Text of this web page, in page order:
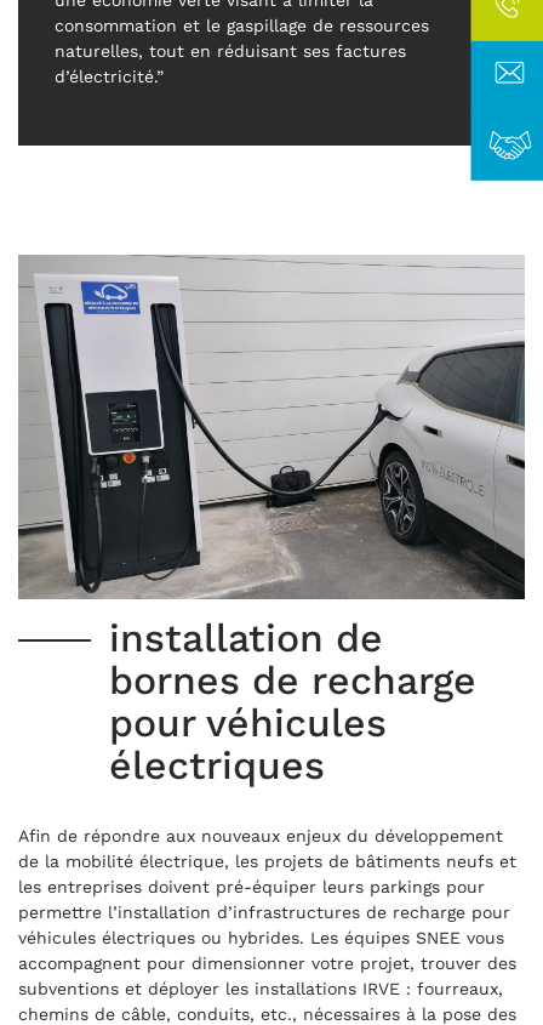
consommation et le gaspillage de ressources
naturelles, tout en réduisant ses factures
d’électricité.”
installation de
bornes de recharge
pour véhicules
électriques
Afin de répondre aux nouveaux enjeux du développement
de la mobilité électrique, les projets de bâtiments neufs et
les entreprises doivent pré-équiper leurs parkings pour
permettre l’installation d’infrastructures de recharge pour
véhicules électriques ou hybrides. Les équipes SNEE vous
accompagnent pour dimensionner votre projet, trouver des
subventions et déployer les installations IRVE : fourreaux,
chemins de câble, conduits, etc., nécessaires à la pose des